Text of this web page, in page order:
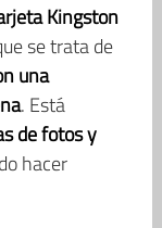
Kingston
se trata de
una
. Está
de fotos y
hacer